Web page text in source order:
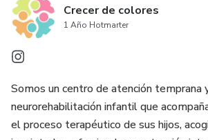
- Módulo 2 guiado por fonoaudióloga de
- Acceso a los contenidos durante 30 días
oportunidad para un desarrollo saludable
Crecer de colores
1 Año Hotmarter
Somos un centro de atención temprana
neurorehabilitación infantil que
el proceso terapéutico de sus hijos,